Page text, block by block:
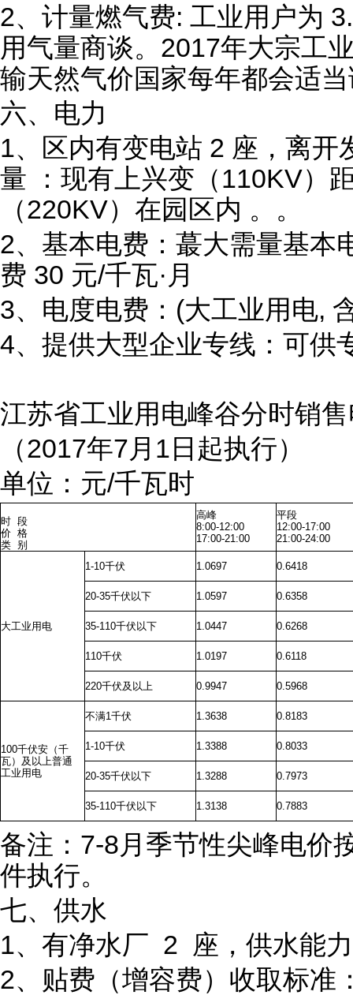
2、计量燃气费: 工业用户为
用气量商谈。2017年大宗工
输天然气价国家每年都会适
六、电力
1、区内有变电站 2 座，离
量 ：现有上兴变（110KV）
（220KV）在园区内 。。
2、基本电费：蕞大需量基本
费 30 元/千瓦·月
3、电度电费：(大工业用电,
4、提供大型企业专线：可供
江苏省工业用电峰谷分时销
（2017年7月1日起执行）
单位：元/千瓦时
时 段
价 格
类 别
高峰
8:00-12:00
17:00-21:00
平段
12:00-17:00
21:00-24:00
大工业用电
1-10千伏 1.0697 0.6418
20-35千伏以下 1.0597 0.6358
35-110千伏以下 1.0447 0.6268
110千伏 1.0197 0.6118
220千伏及以上 0.9947 0.5968
100千伏安（千
瓦）及以上普通
工业用电
不满1千伏 1.3638 0.8183
1-10千伏 1.3388 0.8033
20-35千伏以下 1.3288 0.7973
35-110千伏以下 1.3138 0.7883
备注：7-8月季节性尖峰电价
件执行。
七、供水
1、有净水厂 2 座，供水能
2、贴费（增容费）收取标